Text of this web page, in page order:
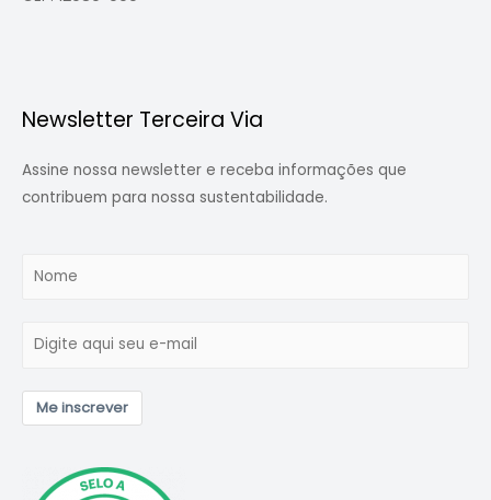
Newsletter Terceira Via
Assine nossa newsletter e receba informações que
contribuem para nossa sustentabilidade.
Me inscrever